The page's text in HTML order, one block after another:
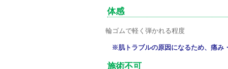
体感
輪ゴムで軽く弾かれる程度
※肌トラブルの原因になるため、痛み
施術不可